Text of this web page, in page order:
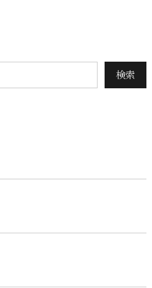
牡蠣（かき） しいたけ
醤油 お菓子
検索